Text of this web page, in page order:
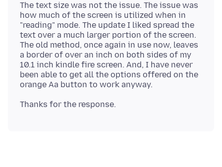
The text size was not the issue. The issue was
how much of the screen is utilized when in
"reading" mode. The update I liked spread the
text over a much larger portion of the screen.
The old method, once again in use now, leaves
a border of over an inch on both sides of my
10.1 inch kindle fire screen. And, I have never
been able to get all the options offered on the